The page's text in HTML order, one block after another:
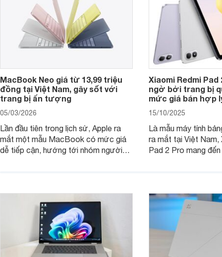
MacBook Neo giá từ 13,99 triệu
đồng tại Việt Nam, gây sốt với
trang bị ấn tượng
05/03/2026
Lần đầu tiên trong lịch sử, Apple ra
mắt một mẫu MacBook có mức giá
dễ tiếp cận, hướng tới nhóm người
hút sự quan tâm lớn từ thị trường.
Xiaomi Redmi Pad
ngờ bởi trang bị
mức giá bán hợp
15/10/2025
Là mẫu máy tính
ra mắt tại Việt Nam,
Pad 2 Pro mang